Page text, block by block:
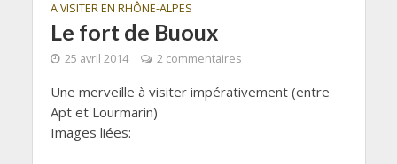
A VISITER EN RHÔNE-ALPES
Le fort de Buoux
25 avril 2014 2 commentaires
Une merveille à visiter impérativement (entre
Apt et Lourmarin)
Images liées: